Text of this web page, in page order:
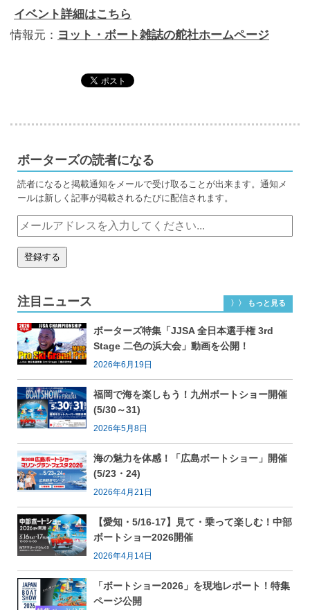
イベント詳細はこちら
情報元： ヨット・ボート雑誌の舵社ホームページ
ボーターズの読者になる
読者になると掲載通知をメールで受け取ることが出来ます。通知メ
ールは新しく記事が掲載されるたびに配信されます。
注目ニュース 〉〉 もっと見る
ボーターズ特集「JJSA 全日本選手権 3rd
Stage 二色の浜大会」動画を公開！
2026年6月19日
福岡で海を楽しもう！九州ボートショー開催
(5/30～31)
2026年5月8日
海の魅力を体感！「広島ボートショー」開催
(5/23・24)
2026年4月21日
【愛知・5/16-17】見て・乗って楽しむ！中部
ボートショー2026開催
2026年4月14日
「ボートショー2026」を現地レポート！特集
ページ公開